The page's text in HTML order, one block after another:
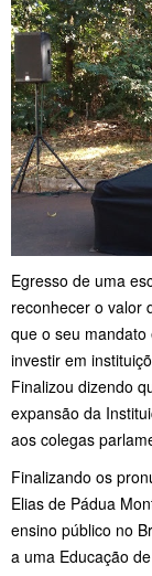
Egresso de uma
reconhecer o valor
que o seu
investir em
Finalizou dizendo
expansão da
aos colegas
Finalizando os
Elias de Pádua
ensino público no
a uma Educação